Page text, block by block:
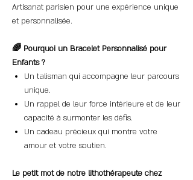
Artisanat parisien pour une expérience unique
et personnalisée.
🌈 Pourquoi un Bracelet Personnalisé pour
Enfants ?
Un talisman qui accompagne leur parcours
unique.
Un rappel de leur force intérieure et de leur
capacité à surmonter les défis.
Un cadeau précieux qui montre votre
amour et votre soutien.
Le petit mot de notre lithothérapeute chez